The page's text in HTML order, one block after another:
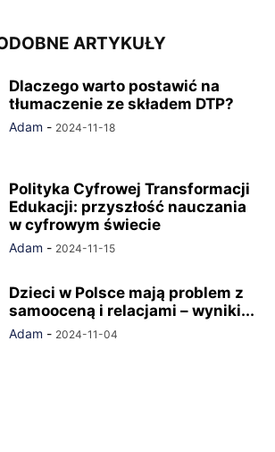
ARTYKUŁY
Dlaczego warto postawić na
tłumaczenie ze składem DTP?
Adam - 2024-11-18
Polityka Cyfrowej Transformacji
Edukacji: przyszłość nauczania
w cyfrowym świecie
Adam - 2024-11-15
Dzieci w Polsce mają problem z
samooceną i relacjami – wyniki...
Adam - 2024-11-04